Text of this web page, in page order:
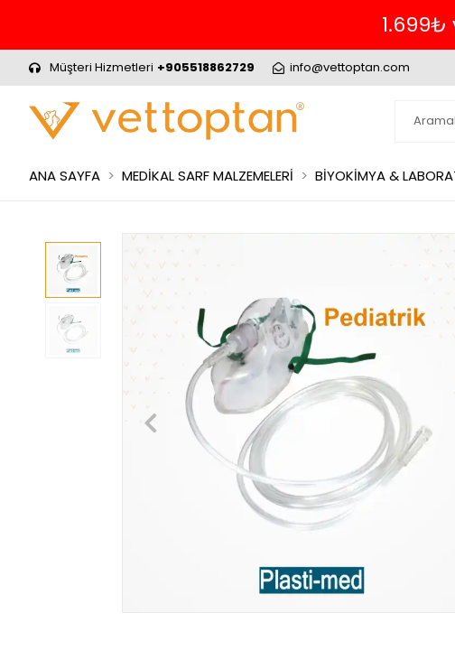
1.699₺
Müşteri Hizmetleri +905518862729 info@vettoptan.com
ANA SAYFA MEDİKAL SARF MALZEMELERİ BİYOKİMYA &